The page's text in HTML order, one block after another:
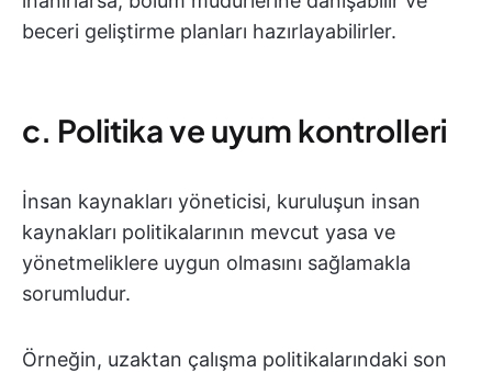
beceri geliştirme planları hazırlayabilirler.
c. Politika ve uyum kontrolleri
İnsan kaynakları yöneticisi, kuruluşun insan
kaynakları politikalarının mevcut yasa ve
yönetmeliklere uygun olmasını sağlamakla
sorumludur.
Örneğin, uzaktan çalışma politikalarındaki son